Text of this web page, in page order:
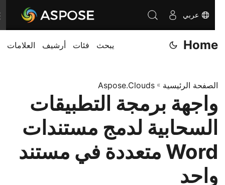
عربي
Home يبحث فئات أرشيف العلامات
الصفحة الرئيسية»
Aspose.Clouds
واجهة برمجة التطبيقات
السحابية لدمج مستندات
Word متعددة في مستند
واحد